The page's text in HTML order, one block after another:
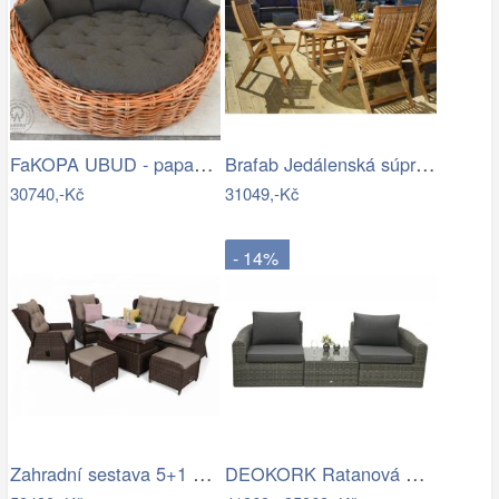
FaKOPA UBUD - papasan z ratanu…
30740,-Kč
Brafab Jedálenská súprava EVERTON Mdum
31049,-Kč
Zahradní sestava 5+1 polyratan / látka
- 14%
DEOKORK Ratanová modulová sestava…